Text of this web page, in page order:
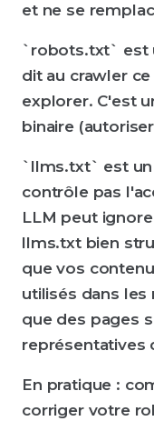
et ne se
`robots.txt` est
dit au crawler
explorer. C'est
binaire
`llms.txt` est un
contrôle pas
LLM peut
llms.txt bien
que vos
utilisés dans
que des pages
représentatives
En pratique :
corriger votre